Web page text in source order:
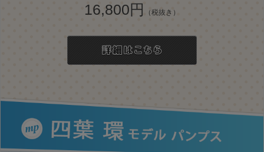
16,800円 （税抜き）